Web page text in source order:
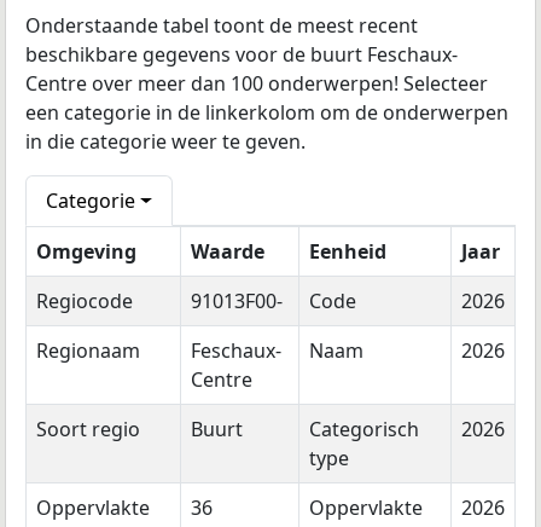
Onderstaande tabel toont de meest recent
beschikbare gegevens voor de buurt Feschaux-
Centre over meer dan 100 onderwerpen! Selecteer
een categorie in de linkerkolom om de onderwerpen
in die categorie weer te geven.
Categorie
Omgeving
Waarde Eenheid
Jaar
Regiocode
91013F00- Code
2026
Regionaam
Feschaux-
Centre
Naam 2026
Soort regio Buurt
Categorisch
type
2026
Oppervlakte 36
Oppervlakte
2026